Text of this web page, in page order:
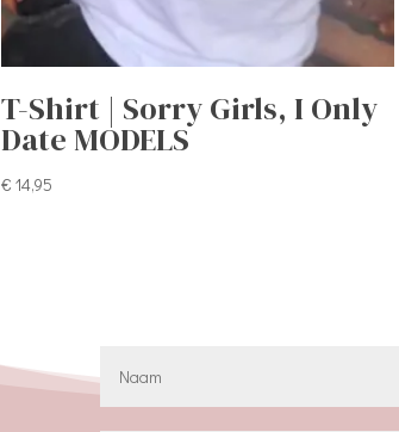
T-Shirt | Sorry Girls, I Only
Date MODELS
€ 14,95